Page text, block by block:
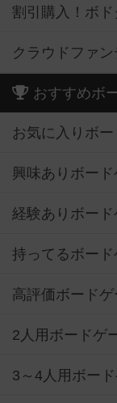
割引購入！ボ
クラウドファ
おすすめボ
お気に入りボ
興味ありボー
経験ありボー
持ってるボー
高評価ボード
2人用ボードゲ
3～4人用ボー